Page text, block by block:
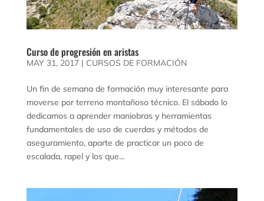
Curso de progresión en aristas
MAY 31, 2017| CURSOS DE FORMACIÓN
Un fin de semana de formación muy interesante para
moverse por terreno montañoso técnico. El sábado lo
dedicamos a aprender maniobras y herramientas
fundamentales de uso de cuerdas y métodos de
aseguramiento, aparte de practicar un poco de
escalada, rapel y los que...